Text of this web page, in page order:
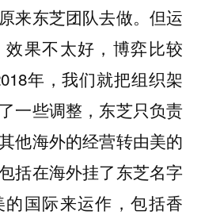
来东芝团队去做。但运
果不太好，博弈比较
年，我们就把组织架
一些调整，东芝只负责
他海外的经营转由美的
括在海外挂了东芝名字
国际来运作，包括香